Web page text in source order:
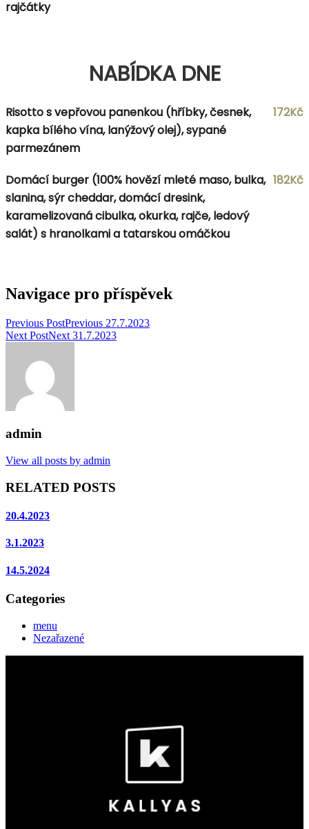
rajčátky
NABÍDKA DNE
Risotto s vepřovou panenkou (hříbky, česnek,
kapka bílého vína, lanýžový olej), sypané
parmezánem
172Kč
Domácí burger (100% hovězí mleté maso, bulka,
slanina, sýr cheddar, domácí dresink,
karamelizovaná cibulka, okurka, rajče, ledový
salát) s hranolkami a tatarskou omáčkou
182Kč
Navigace pro příspěvek
Previous PostPrevious 27.7.2023
Next PostNext 31.7.2023
admin
View all posts by admin
RELATED POSTS
20.4.2023
3.1.2023
14.5.2024
Categories
menu
Nezařazené